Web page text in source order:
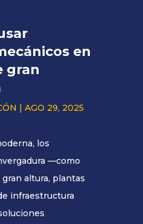
en
gran
|AGO 29, 2025
los
—como
altura, plantas
infraestructura